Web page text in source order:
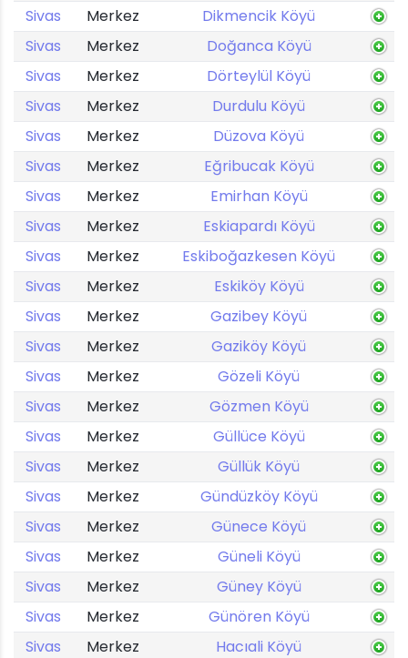
Sivas
Merkez
Dikmencik Köyü
Sivas
Merkez
Doğanca Köyü
Sivas
Merkez
Dörteylül Köyü
Sivas
Merkez
Durdulu Köyü
Sivas
Merkez
Düzova Köyü
Sivas
Merkez
Eğribucak Köyü
Sivas
Merkez
Emirhan Köyü
Sivas
Merkez
Eskiapardı Köyü
Sivas
Merkez
Eskiboğazkesen Köyü
Sivas
Merkez
Eskiköy Köyü
Sivas
Merkez
Gazibey Köyü
Sivas
Merkez
Gaziköy Köyü
Sivas
Merkez
Gözeli Köyü
Sivas
Merkez
Gözmen Köyü
Sivas
Merkez
Güllüce Köyü
Sivas
Merkez
Güllük Köyü
Sivas
Merkez
Gündüzköy Köyü
Sivas
Merkez
Günece Köyü
Sivas
Merkez
Güneli Köyü
Sivas
Merkez
Güney Köyü
Sivas
Merkez
Günören Köyü
Sivas
Merkez
Hacıali Köyü